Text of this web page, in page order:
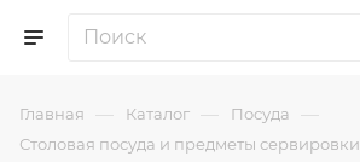
Главная — Каталог — Посуда —
Столовая посуда и предметы сервировки